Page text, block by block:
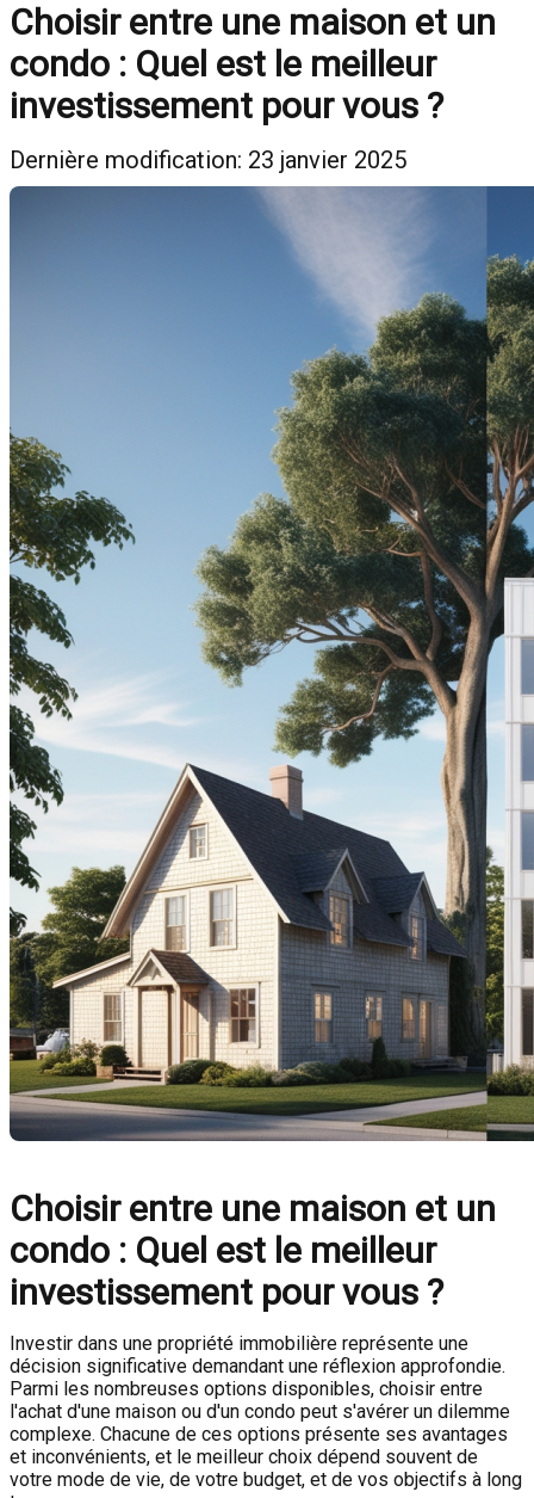
Choisir entre une maison et un
condo : Quel est le meilleur
investissement pour vous ?
Dernière modification: 23 janvier 2025
Choisir entre une maison et un
condo : Quel est le meilleur
investissement pour vous ?
Investir dans une propriété immobilière représente une
décision significative demandant une réflexion approfondie.
Parmi les nombreuses options disponibles, choisir entre
l'achat d'une maison ou d'un condo peut s'avérer un dilemme
complexe. Chacune de ces options présente ses avantages
et inconvénients, et le meilleur choix dépend souvent de
votre mode de vie, de votre budget, et de vos objectifs à long